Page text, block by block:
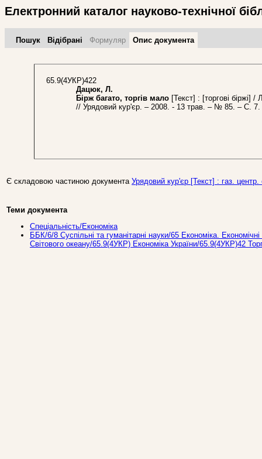
Електронний каталог науково-технічної
Пошук Відібрані Формуляр Опис документа
65.9(4УКР)422
Дацюк, Л.
Бірж багато, торгів мало [Текст] : [торгові біржі]
// Урядовий кур'єр. – 2008. - 13 трав. – № 85. – С. 7.
Є складовою частиною документа Урядовий кур'єр [Текст] : газ.
Теми документа
Спеціальність/Економіка
ББК/6/8 Суспільні та гуманітарні науки/65 Економіка.
Світового океану/65.9(4УКР) Економіка України/65.9(4УКР)42